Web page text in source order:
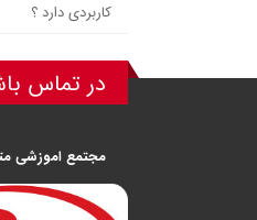
کاربردی دارد ؟
در تماس
مجتمع اموزشی